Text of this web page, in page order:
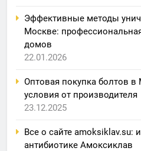
Эффективные методы
Москве:
домов
22.01.2026
Оптовая покупка болтов
условия от производителя
23.12.2025
Все о сайте amoksiklav.su:
антибиотике Амоксиклав